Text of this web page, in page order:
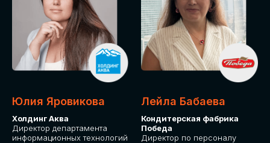
Юлия Яровикова
Холдинг Аква
Директор департамента
информационных технологий
Лейла Бабаева
Кондитерская фабрика
Победа
Директор по персоналу